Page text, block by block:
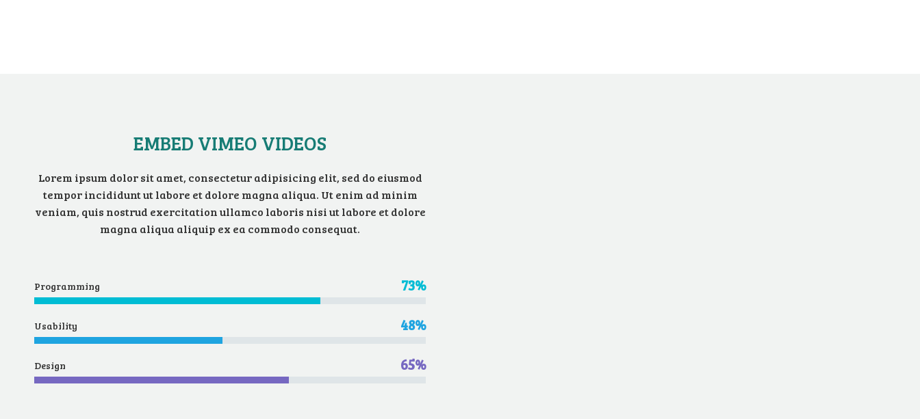
EMBED VIMEO VIDEOS
Lorem ipsum dolor sit amet, consectetur adipisicing elit, sed do eiusmod
tempor incididunt ut labore et dolore magna aliqua. Ut enim ad minim
veniam, quis nostrud exercitation ullamco laboris nisi ut labore et dolore
magna aliqua aliquip ex ea commodo consequat.
Programming 73%
Usability 48%
Design 65%